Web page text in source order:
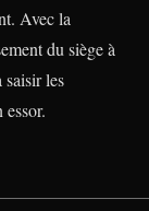
Avec la
du siège à
saisir les